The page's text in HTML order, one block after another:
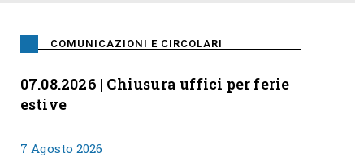
COMUNICAZIONI E CIRCOLARI
07.08.2026 | Chiusura uffici per ferie
estive
7 Agosto 2026